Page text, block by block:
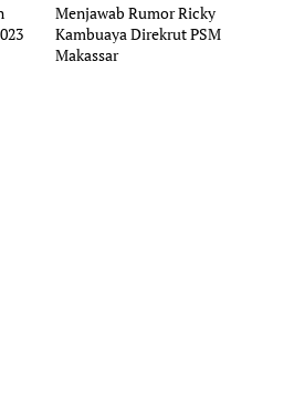
Menjawab Rumor Ricky
Kambuaya Direkrut PSM
Makassar